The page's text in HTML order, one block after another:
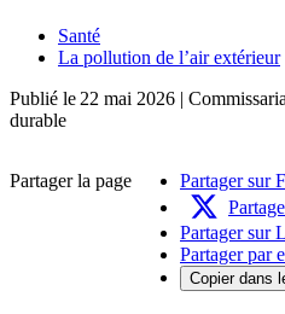
Santé
La pollution de l’air extérieur
Publié le 22 mai 2026 |
durable
Partager la page
Partager sur
Partager sur
Partager par
Copier dans